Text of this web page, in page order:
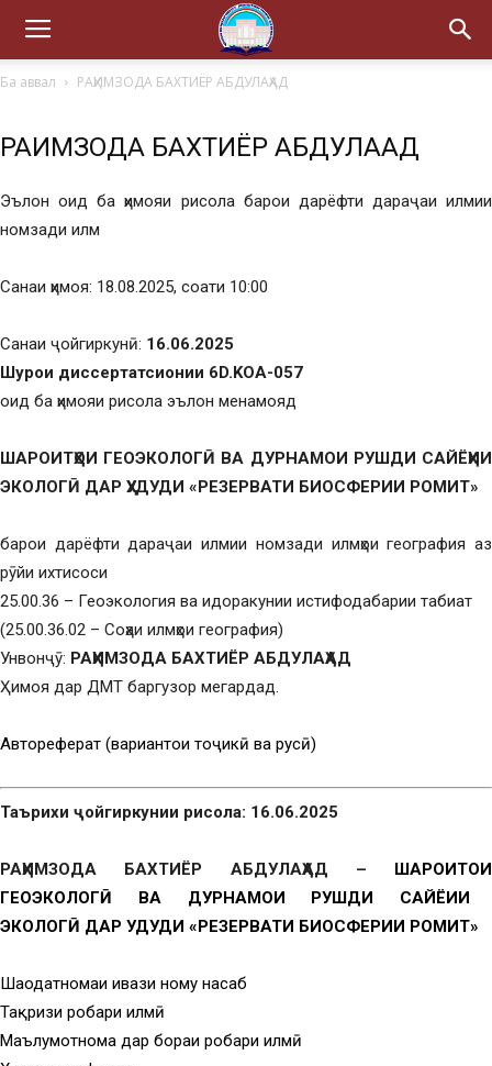
Ба аввал РАҲИМЗОДА БАХТИЁР АБДУЛАҲАД
РАҲИМЗОДА БАХТИЁР АБДУЛАҲАД
Эълон оид ба ҳимояи рисола барои дарёфти дараҷаи илмии
номзади илм
Санаи ҳимоя: 18.08.2025, соати 10:00
Санаи ҷойгиркунӣ: 16.06.2025
Шурои диссертатсионии 6D.KOA-057
оид ба ҳимояи рисола эълон менамояд
ШАРОИТҲОИ ГЕОЭКОЛОГӢ ВА ДУРНАМОИ РУШДИ САЙЁҲИИ
ЭКОЛОГӢ ДАР ҲУДУДИ «РЕЗЕРВАТИ БИОСФЕРИИ РОМИТ»
барои дарёфти дараҷаи илмии номзади илмҳои география аз
рӯйи ихтисоси
25.00.36 – Геоэкология ва идоракунии истифодабарии табиат
(25.00.36.02 – Соҳаи илмҳои география)
Унвонҷӯ: РАҲИМЗОДА БАХТИЁР АБДУЛАҲАД
Ҳимоя дар ДМТ баргузор мегардад.
Автореферат (вариантҳои тоҷикӣ ва русӣ)
Таърихи ҷойгиркунии рисола: 16.06.2025
РАҲИМЗОДА БАХТИЁР АБДУЛАҲАД – ШАРОИТҲОИ
ГЕОЭКОЛОГӢ ВА ДУРНАМОИ РУШДИ САЙЁҲИИ
ЭКОЛОГӢ ДАР ҲУДУДИ «РЕЗЕРВАТИ БИОСФЕРИИ РОМИТ»
Шаҳодатномаи ивази ному насаб
Тақризи роҳбари илмӣ
Маълумотнома дар бораи роҳбари илмӣ